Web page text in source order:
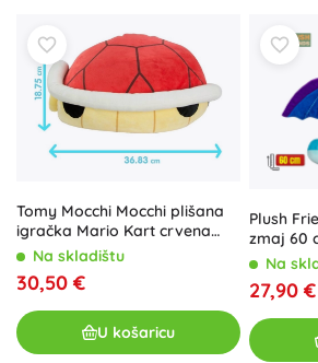
Tomy Mocchi Mocchi plišana
igračka Mario Kart crvena
kornjačina školjka
Na skladištu
30,50 €
U košaricu
Plush
zmaj 60
Na
27,90 €